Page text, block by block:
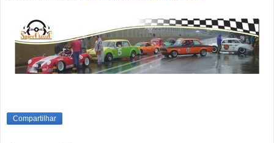
Compartilhar